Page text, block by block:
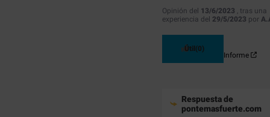
Opinión del 13/6/2023 , tras una
experiencia del 29/5/2023 por
Útil (0)
Informe
Respuesta de
pontemasfuerte.com